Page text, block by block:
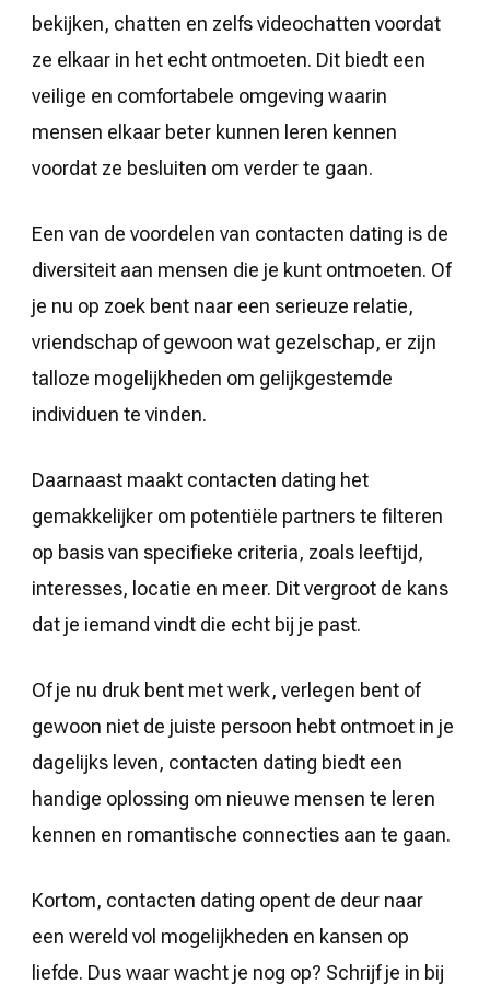
bekijken, chatten en zelfs videochatten voordat
ze elkaar in het echt ontmoeten. Dit biedt een
veilige en comfortabele omgeving waarin
mensen elkaar beter kunnen leren kennen
voordat ze besluiten om verder te gaan.
Een van de voordelen van contacten dating is de
diversiteit aan mensen die je kunt ontmoeten. Of
je nu op zoek bent naar een serieuze relatie,
vriendschap of gewoon wat gezelschap, er zijn
talloze mogelijkheden om gelijkgestemde
individuen te vinden.
Daarnaast maakt contacten dating het
gemakkelijker om potentiële partners te filteren
op basis van specifieke criteria, zoals leeftijd,
interesses, locatie en meer. Dit vergroot de kans
dat je iemand vindt die echt bij je past.
Of je nu druk bent met werk, verlegen bent of
gewoon niet de juiste persoon hebt ontmoet in je
dagelijks leven, contacten dating biedt een
handige oplossing om nieuwe mensen te leren
kennen en romantische connecties aan te gaan.
Kortom, contacten dating opent de deur naar
een wereld vol mogelijkheden en kansen op
liefde. Dus waar wacht je nog op? Schrijf je in bij